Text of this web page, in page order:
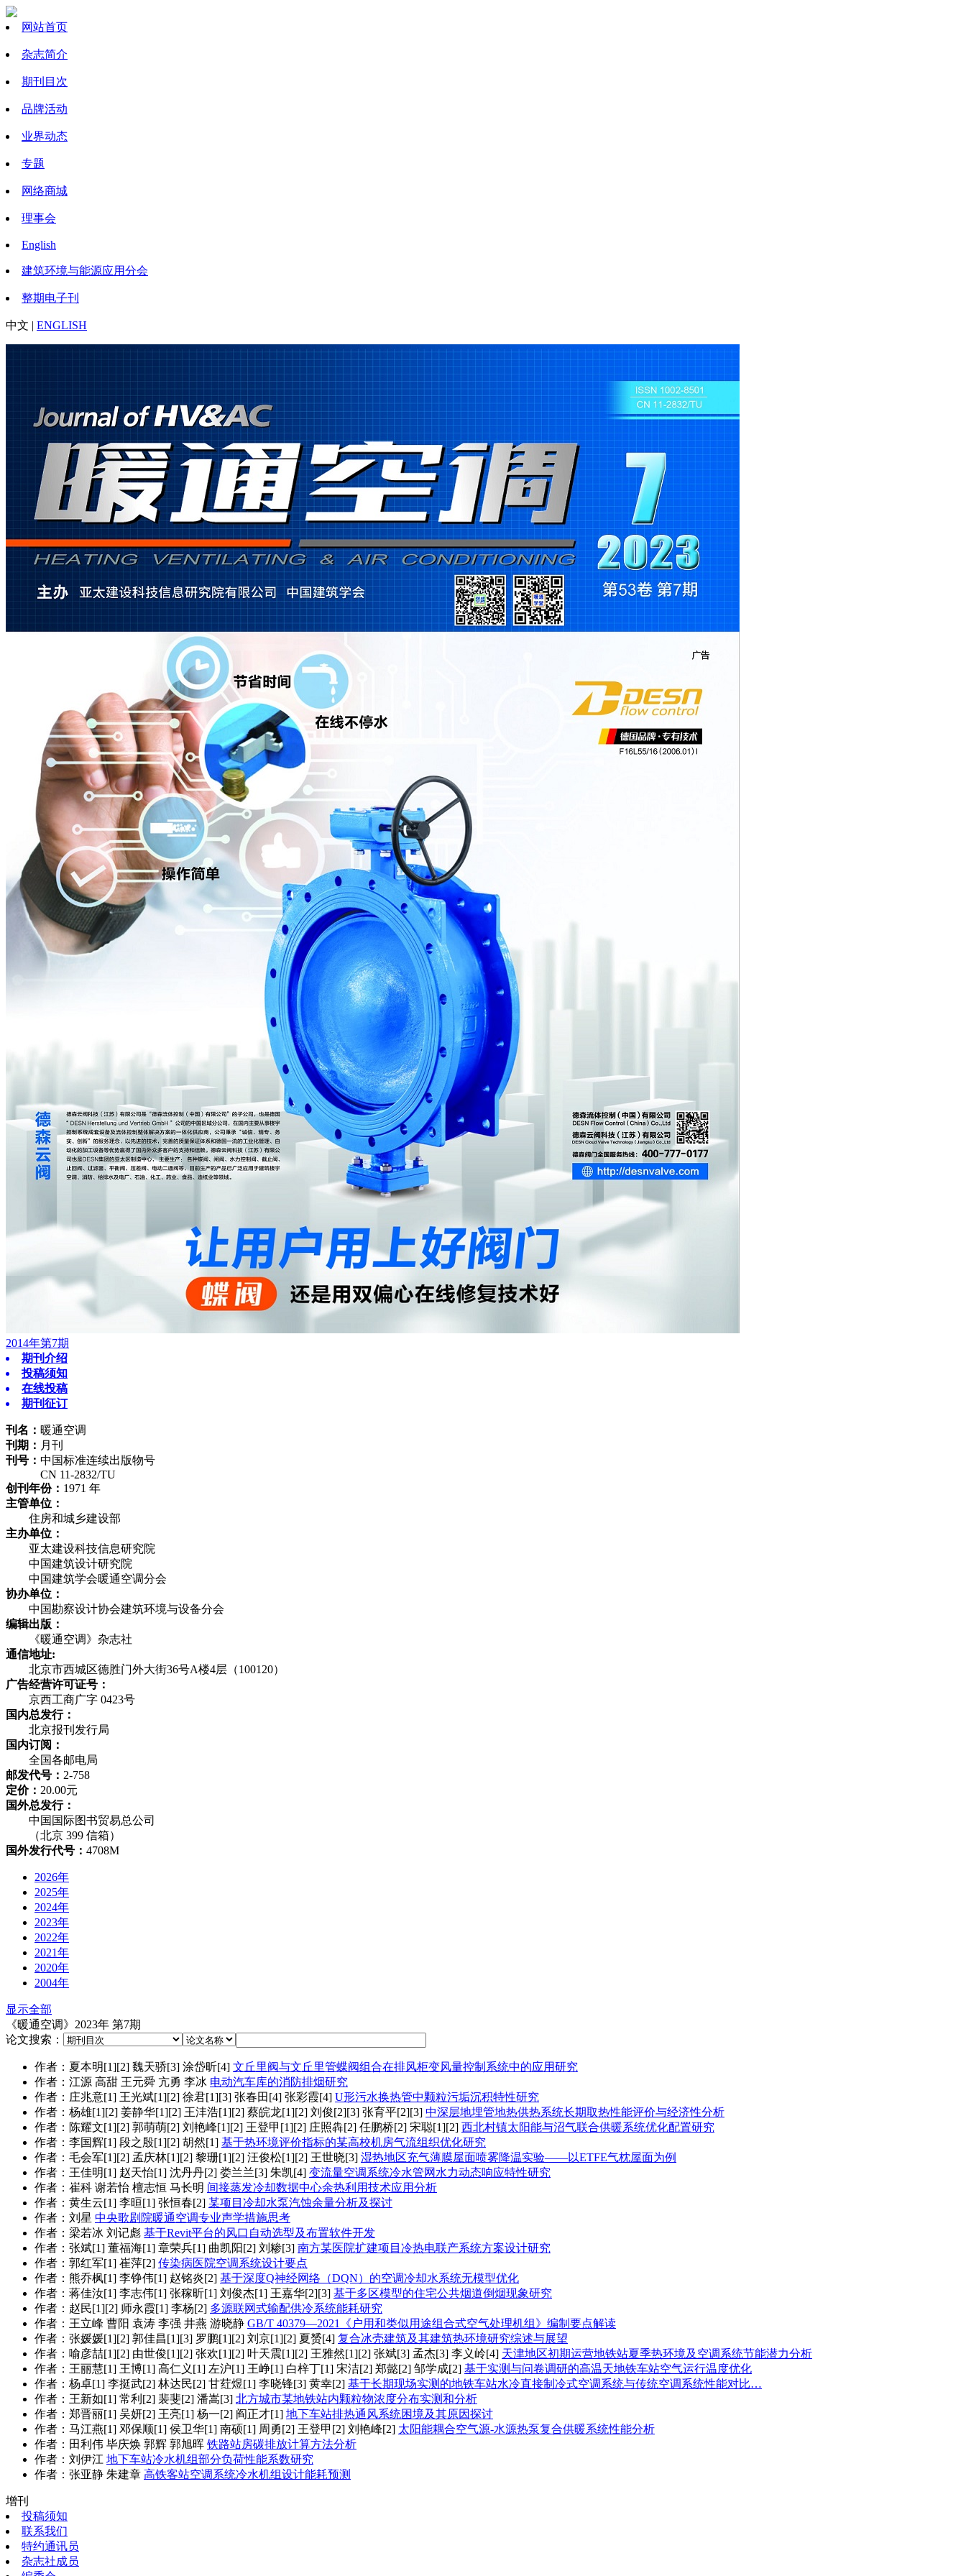
网站首页
杂志简介
期刊目次
品牌活动
业界动态
专题
网络商城
理事会
English
建筑环境与能源应用分会
整期电子刊
中文 | ENGLISH
2014年第7期
期刊介绍
投稿须知
在线投稿
期刊征订
刊名： 暖通空调
刊期： 月刊
刊号： 中国标准连续出版物号
CN 11-2832/TU
创刊年份： 1971 年
主管单位：
住房和城乡建设部
主办单位：
亚太建设科技信息研究院
中国建筑设计研究院
中国建筑学会暖通空调分会
协办单位：
中国勘察设计协会建筑环境与设备分会
编辑出版：
《暖通空调》杂志社
通信地址:
北京市西城区德胜门外大街36号A楼4层（100120）
广告经营许可证号：
京西工商广字 0423号
国内总发行：
北京报刊发行局
国内订阅：
全国各邮电局
邮发代号： 2-758
定价： 20.00元
国外总发行：
中国国际图书贸易总公司
（北京 399 信箱）
国外发行代号： 4708M
2026年
2025年
2024年
2023年
2022年
2021年
2020年
2004年
显示全部
《暖通空调》2023年 第7期
论文搜索：
作者：夏本明[1][2] 魏天骄[3] 涂岱昕[4] 文丘里阀与文丘里管蝶阀组合在排风柜变风量控制系统中的应用研究
作者：江源 高甜 王元舜 亢勇 李冰 电动汽车库的消防排烟研究
作者：庄兆意[1] 王光斌[1][2] 徐君[1][3] 张春田[4] 张彩霞[4] U形污水换热管中颗粒污垢沉积特性研究
作者：杨雄[1][2] 姜静华[1][2] 王沣浩[1][2] 蔡皖龙[1][2] 刘俊[2][3] 张育平[2][3] 中深层地埋管地热供热系统长期取热性能评价与经济性分析
作者：陈耀文[1][2] 郭萌萌[2] 刘艳峰[1][2] 王登甲[1][2] 庄照犇[2] 任鹏桥[2] 宋聪[1][2] 西北村镇太阳能与沼气联合供暖系统优化配置研究
作者：李国辉[1] 段之殷[1][2] 胡然[1] 基于热环境评价指标的某高校机房气流组织优化研究
作者：毛会军[1][2] 孟庆林[1][2] 黎珊[1][2] 汪俊松[1][2] 王世晓[3] 湿热地区充气薄膜屋面喷雾降温实验——以ETFE气枕屋面为例
作者：王佳明[1] 赵天怡[1] 沈丹丹[2] 娄兰兰[3] 朱凯[4] 变流量空调系统冷水管网水力动态响应特性研究
作者：崔科 谢若怡 檀志恒 马长明 间接蒸发冷却数据中心余热利用技术应用分析
作者：黄生云[1] 李晅[1] 张恒春[2] 某项目冷却水泵汽蚀余量分析及探讨
作者：刘星 中央歌剧院暖通空调专业声学措施思考
作者：梁若冰 刘记彪 基于Revit平台的风口自动选型及布置软件开发
作者：张斌[1] 董福海[1] 章荣兵[1] 曲凯阳[2] 刘糁[3] 南方某医院扩建项目冷热电联产系统方案设计研究
作者：郭红军[1] 崔萍[2] 传染病医院空调系统设计要点
作者：熊乔枫[1] 李铮伟[1] 赵铭炎[2] 基于深度Q神经网络（DQN）的空调冷却水系统无模型优化
作者：蒋佳汝[1] 李志伟[1] 张稼昕[1] 刘俊杰[1] 王嘉华[2][3] 基于多区模型的住宅公共烟道倒烟现象研究
作者：赵民[1][2] 师永霞[1] 李杨[2] 多源联网式输配供冷系统能耗研究
作者：王立峰 曹阳 袁涛 李强 井燕 游晓静 GB/T 40379—2021《户用和类似用途组合式空气处理机组》编制要点解读
作者：张媛媛[1][2] 郭佳昌[1][3] 罗鹏[1][2] 刘京[1][2] 夏赟[4] 复合冰壳建筑及其建筑热环境研究综述与展望
作者：喻彦喆[1][2] 由世俊[1][2] 张欢[1][2] 叶天震[1][2] 王雅然[1][2] 张斌[3] 孟杰[3] 李义岭[4] 天津地区初期运营地铁站夏季热环境及空调系统节能潜力分析
作者：王丽慧[1] 王博[1] 高仁义[1] 左沪[1] 王峥[1] 白梓丁[1] 宋洁[2] 郑懿[2] 邹学成[2] 基于实测与问卷调研的高温天地铁车站空气运行温度优化
作者：杨卓[1] 李挺武[2] 林达民[2] 甘荭煜[1] 李晓锋[3] 黄幸[2] 基于长期现场实测的地铁车站水冷直接制冷式空调系统与传统空调系统性能对比…
作者：王新如[1] 常利[2] 裴斐[2] 潘嵩[3] 北方城市某地铁站内颗粒物浓度分布实测和分析
作者：郑晋丽[1] 吴妍[2] 王亮[1] 杨一[2] 阎正才[1] 地下车站排热通风系统困境及其原因探讨
作者：马江燕[1] 邓保顺[1] 侯卫华[1] 南硕[1] 周勇[2] 王登甲[2] 刘艳峰[2] 太阳能耦合空气源-水源热泵复合供暖系统性能分析
作者：田利伟 毕庆焕 郭辉 郭旭晖 铁路站房碳排放计算方法分析
作者：刘伊江 地下车站冷水机组部分负荷性能系数研究
作者：张亚静 朱建章 高铁客站空调系统冷水机组设计能耗预测
增刊
投稿须知
联系我们
特约通讯员
杂志社成员